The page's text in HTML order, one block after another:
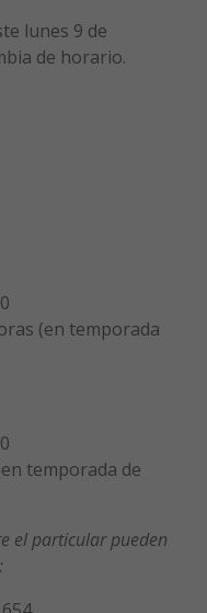
lunes 9 de
de horario.
(en temporada
temporada de
el particular pueden